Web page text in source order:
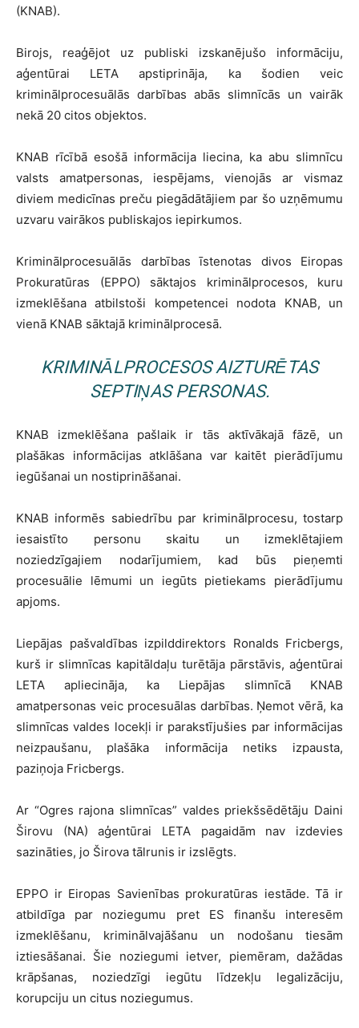
(KNAB).
Birojs, reaģējot uz publiski izskanējušo informāciju,
aģentūrai LETA apstiprināja, ka šodien veic
kriminālprocesuālās darbības abās slimnīcās un vairāk
nekā 20 citos objektos.
KNAB rīcībā esošā informācija liecina, ka abu slimnīcu
valsts amatpersonas, iespējams, vienojās ar vismaz
diviem medicīnas preču piegādātājiem par šo uzņēmumu
uzvaru vairākos publiskajos iepirkumos.
Kriminālprocesuālās darbības īstenotas divos Eiropas
Prokuratūras (EPPO) sāktajos kriminālprocesos, kuru
izmeklēšana atbilstoši kompetencei nodota KNAB, un
vienā KNAB sāktajā kriminālprocesā.
KRIMINĀLPROCESOS AIZTURĒTAS
SEPTIŅAS PERSONAS.
KNAB izmeklēšana pašlaik ir tās aktīvākajā fāzē, un
plašākas informācijas atklāšana var kaitēt pierādījumu
iegūšanai un nostiprināšanai.
KNAB informēs sabiedrību par kriminālprocesu, tostarp
iesaistīto personu skaitu un izmeklētajiem
noziedzīgajiem nodarījumiem, kad būs pieņemti
procesuālie lēmumi un iegūts pietiekams pierādījumu
apjoms.
Liepājas pašvaldības izpilddirektors Ronalds Fricbergs,
kurš ir slimnīcas kapitāldaļu turētāja pārstāvis, aģentūrai
LETA apliecināja, ka Liepājas slimnīcā KNAB
amatpersonas veic procesuālas darbības. Ņemot vērā, ka
slimnīcas valdes locekļi ir parakstījušies par informācijas
neizpaušanu, plašāka informācija netiks izpausta,
paziņoja Fricbergs.
Ar “Ogres rajona slimnīcas” valdes priekšsēdētāju Daini
Širovu (NA) aģentūrai LETA pagaidām nav izdevies
sazināties, jo Širova tālrunis ir izslēgts.
EPPO ir Eiropas Savienības prokuratūras iestāde. Tā ir
atbildīga par noziegumu pret ES finanšu interesēm
izmeklēšanu, kriminālvajāšanu un nodošanu tiesām
iztiesāšanai. Šie noziegumi ietver, piemēram, dažādas
krāpšanas, noziedzīgi iegūtu līdzekļu legalizāciju,
korupciju un citus noziegumus.